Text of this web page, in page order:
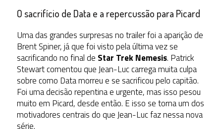
O sacrifício de Data e a repercussão para Picard
Uma das grandes surpresas no trailer foi a aparição de
Brent Spiner, já que foi visto pela última vez se
sacrificando no final de Star Trek Nemesis. Patrick
Stewart comentou que Jean-Luc carrega muita culpa
sobre como Data morreu e se sacrificou pelo capitão.
Foi uma decisão repentina e urgente, mas isso pesou
muito em Picard, desde então. E isso se torna um dos
motivadores centrais do que Jean-Luc faz nessa nova
série.